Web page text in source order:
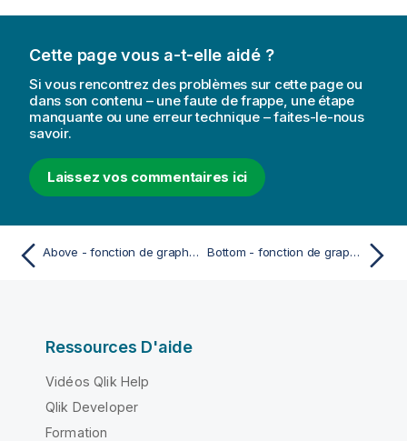
Cette page vous a-t-elle aidé ?
Si vous rencontrez des problèmes sur cette page ou
dans son contenu – une faute de frappe, une étape
manquante ou une erreur technique – faites-le-nous
savoir.
Laissez vos commentaires ici
Above - fonction de graphique Bottom - fonction de graphique
Ressources D'aide
Vidéos Qlik Help
Qlik Developer
Formation